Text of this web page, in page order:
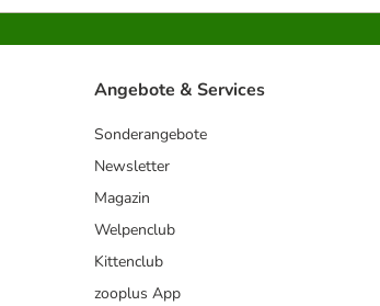
Angebote & Services
Sonderangebote
Newsletter
Magazin
Welpenclub
Kittenclub
zooplus App